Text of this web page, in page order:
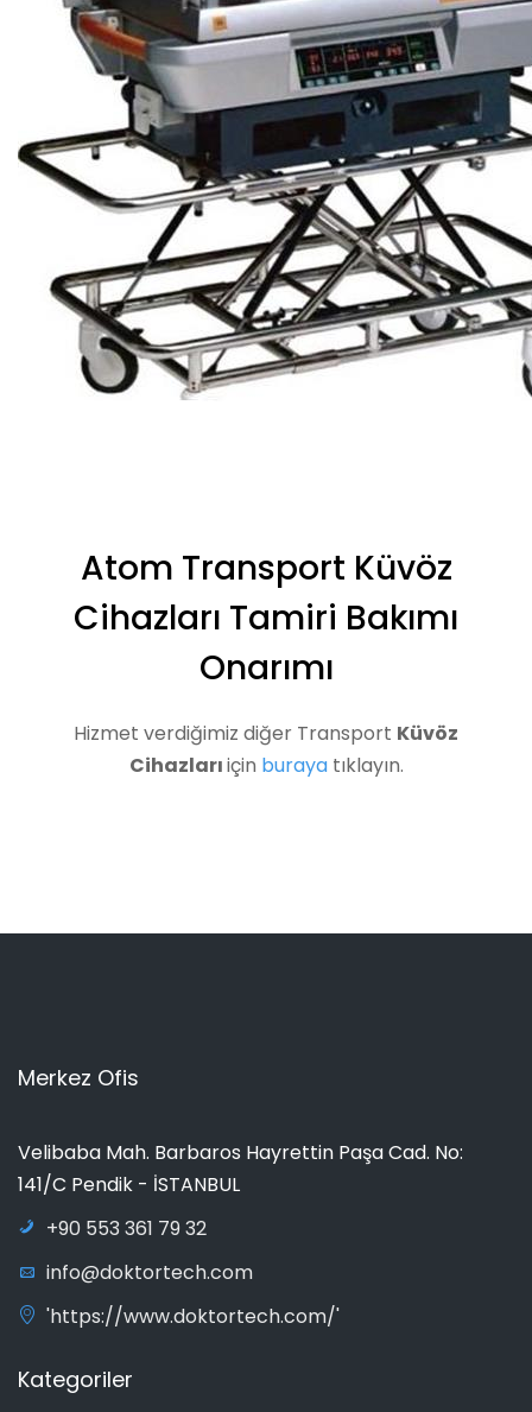
Atom Transport Küvöz
Cihazları Tamiri Bakımı
Onarımı
Hizmet verdiğimiz diğer Transport Küvöz
Cihazlarıiçin buraya tıklayın.
Merkez Ofis
Velibaba Mah. Barbaros Hayrettin Paşa Cad. No:
141/C Pendik - İSTANBUL
+90 553 361 79 32
info@doktortech.com
'https://www.doktortech.com/'
Kategoriler